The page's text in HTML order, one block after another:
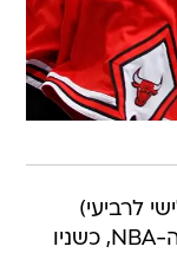
לרביעי)
בליגת הכדורסל הטובה בעולם, היא ה-NBA, כשניו